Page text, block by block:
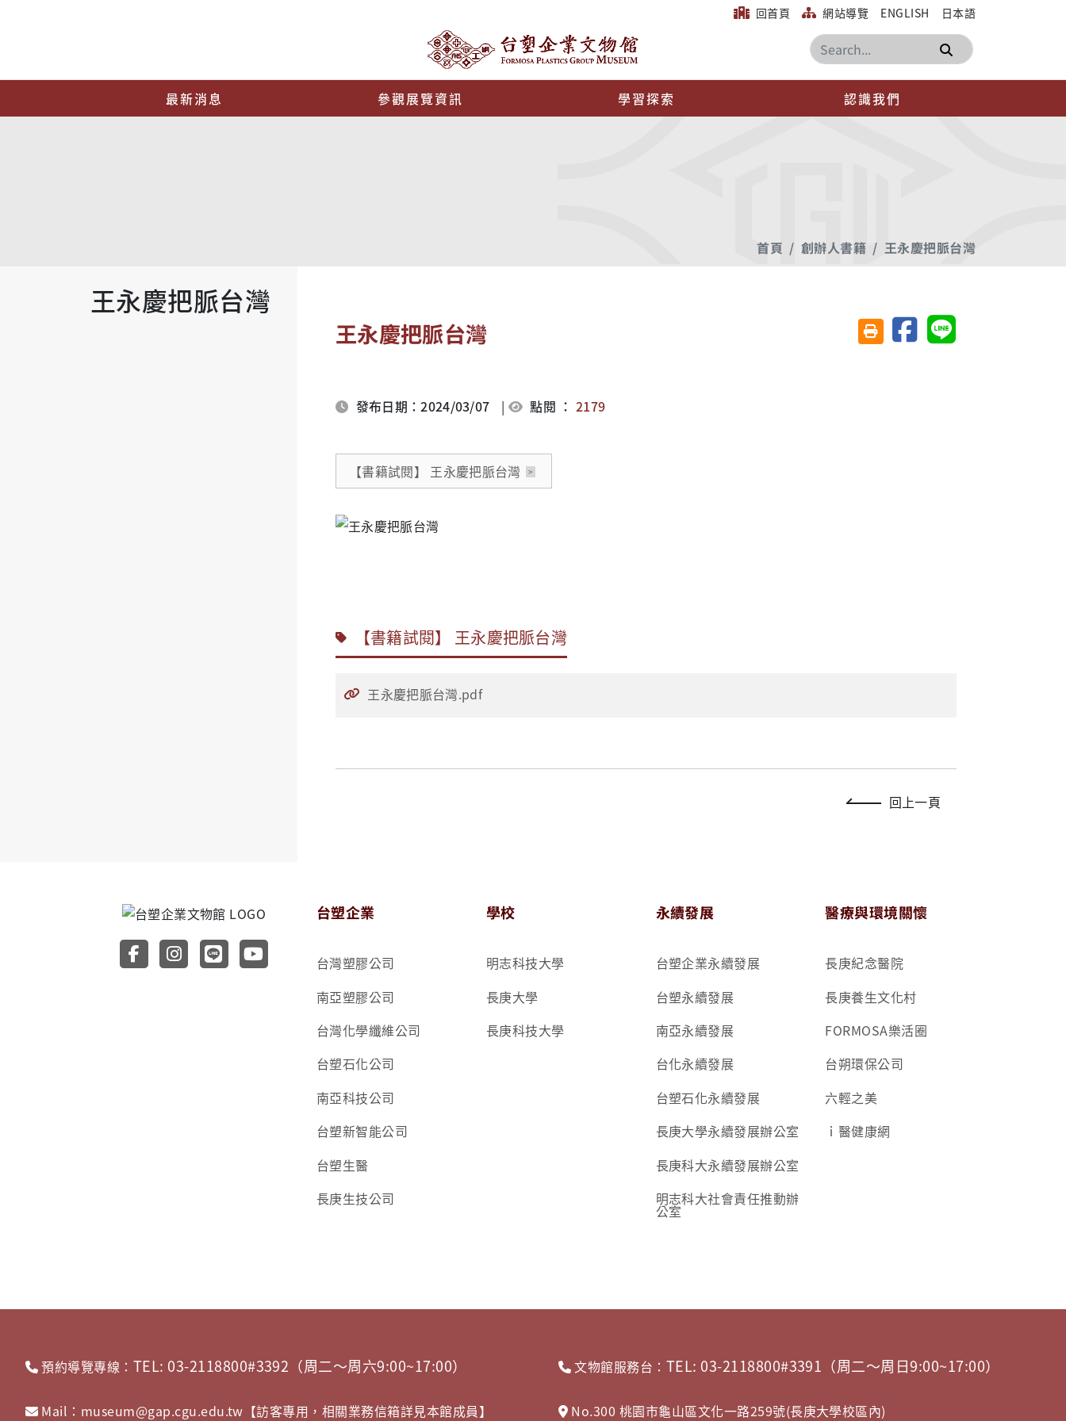
回首頁 網站導覽 ENGLISH 日本語
搜尋
最新消息 參觀展覽資訊 學習探索 認識我們
首頁 創辦人書籍 王永慶把脈台灣
王永慶把脈台灣
王永慶把脈台灣 友善列印(另開視窗)
分享至臉書分享至 Line
發布日期：2024/03/07 | 點閱 ：2179
【書籍試閱】 王永慶把脈台灣
【書籍試閱】 王永慶把脈台灣
王永慶把脈台灣.pdf
回上一頁
前往台塑企業文物館 Facebook
前往台塑企業文物館 Instagram
前往台塑企業文物館 LINE
前往台塑企業文物館 YouTube
台塑企業
台灣塑膠公司
南亞塑膠公司
台灣化學纖維公司
台塑石化公司
南亞科技公司
台塑新智能公司
台塑生醫
長庚生技公司
學校
明志科技大學
長庚大學
長庚科技大學
永續發展
台塑企業永續發展
台塑永續發展
南亞永續發展
台化永續發展
台塑石化永續發展
長庚大學永續發展辦公室
長庚科大永續發展辦公室
明志科大社會責任推動辦
公室
醫療與環境關懷
長庚紀念醫院
長庚養生文化村
FORMOSA樂活圈
台朔環保公司
六輕之美
ｉ醫健康網
預約導覽專線： TEL: 03-2118800#3392（周二～周六9:00~17:00）
Mail：museum@gap.cgu.edu.tw【訪客專用，相關業務信箱詳見本館成員】
文物館服務台： TEL: 03-2118800#3391（周二～周日9:00~17:00）
No.300 桃園市龜山區文化一路259號(長庚大學校區內)